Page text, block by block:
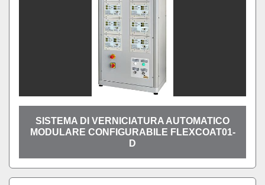
SISTEMA DI VERNICIATURA AUTOMATICO
MODULARE CONFIGURABILE FLEXCOAT01-
D